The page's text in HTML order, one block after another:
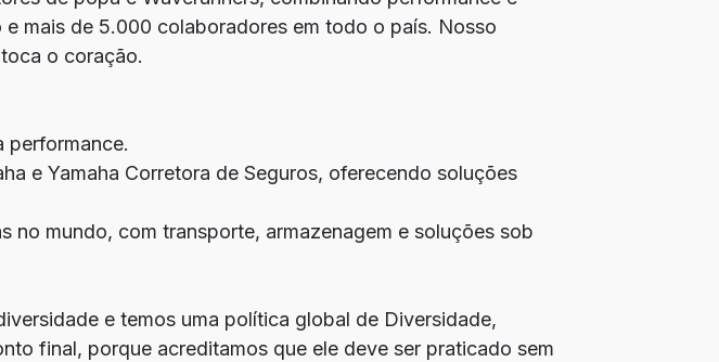
mais de 5.000 colaboradores em todo o país. Nosso
o coração.
performance.
e Yamaha Corretora de Seguros, oferecendo soluções
no mundo, com transporte, armazenagem e soluções sob
e temos uma política global de Diversidade,
final, porque acreditamos que ele deve ser praticado sem